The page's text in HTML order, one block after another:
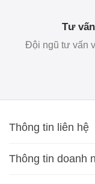
Tư
Đội ngũ tư vấn
Thông tin liên hệ
Thông tin doanh